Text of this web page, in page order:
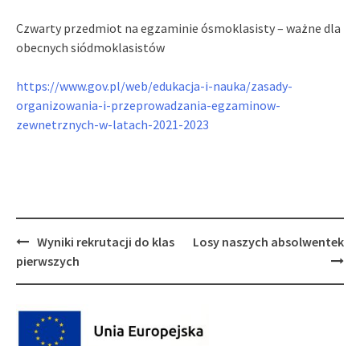
Czwarty przedmiot na egzaminie ósmoklasisty – ważne dla
obecnych siódmoklasistów
https://www.gov.pl/web/edukacja-i-nauka/zasady-
organizowania-i-przeprowadzania-egzaminow-
zewnetrznych-w-latach-2021-2023
Post
navigation
Wyniki rekrutacji do klas
pierwszych
Losy naszych absolwentek